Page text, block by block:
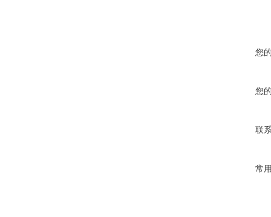
您
您
联
常